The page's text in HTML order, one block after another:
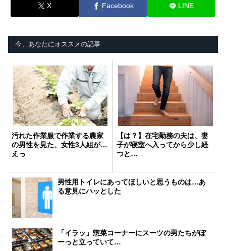
X Facebook LINE
今、あなたにオススメの記事
汚れた作業服で作業する農家
の男性を見た、女性3人組が…
えっ
【は？】在宅勤務の夫は、妻
子が寝室へ入ってから少し経
つと…
男性用トイレにあってほしいと思うものは…あ
る意見にハッとした
「イラッ」惣菜コーナーにスーツの男たちがぼ
ーっと立っていて…